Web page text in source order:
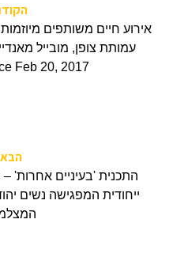
אירוע חיים משותפים
Feb 20, 2017
הבא
התכנית 'בעיניים אחרות'
ייחודית המפגישה נשים